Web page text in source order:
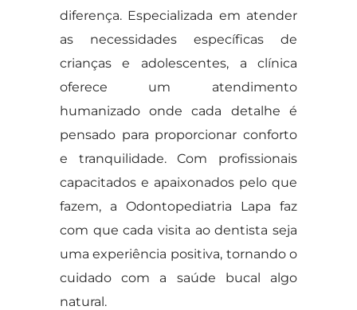
diferença. Especializada em atender
as necessidades específicas de
crianças e adolescentes, a clínica
oferece um atendimento
humanizado onde cada detalhe é
pensado para proporcionar conforto
e tranquilidade. Com profissionais
capacitados e apaixonados pelo que
fazem, a Odontopediatria Lapa faz
com que cada visita ao dentista seja
uma experiência positiva, tornando o
cuidado com a saúde bucal algo
natural.